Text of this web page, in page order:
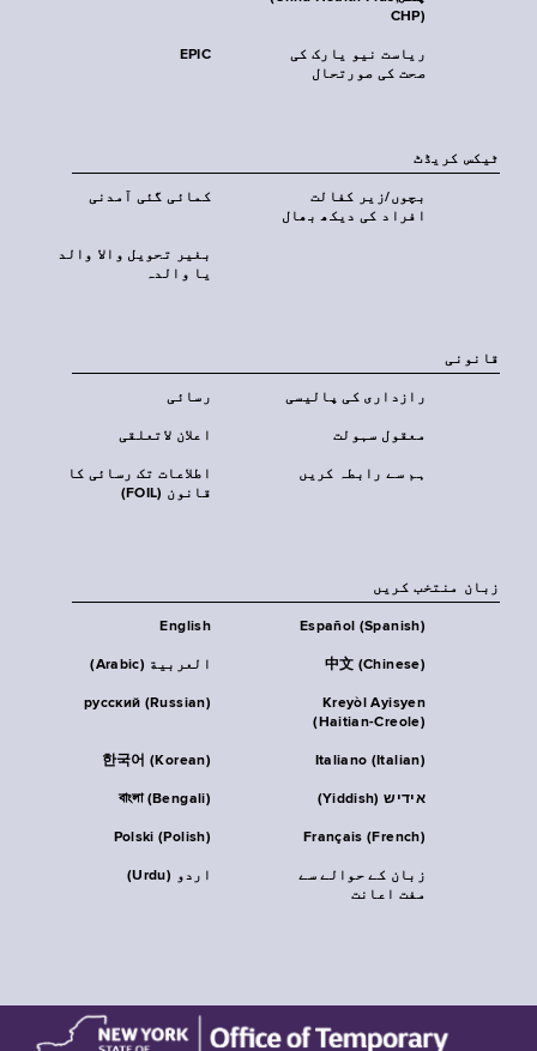
CHP)‎
EPIC
ریاست نیو یارک کی
صحت کی صورتحال
ٹیکس کریڈٹ
کمائی گئی آمدنی
بچوں/زیر کفالت
افراد کی دیکھ بھال
بغیر تحویل والا والد
یا والدہ
قانونی
رسائی رازداری کی پالیسی
اعلان لاتعلقی معقول سہولت
اطلاعات تک رسائی کا
قانون (FOIL)
ہم سے رابطہ کریں
زبان منتخب کریں
English Español (Spanish)
العربية (Arabic) 中文 (Chinese)
русский (Russian)
Kreyòl Ayisyen
(Haitian-Creole)
한국어 (Korean) Italiano (Italian)
বাংলা (Bengali) אידיש (Yiddish)
Polski (Polish) Français (French)
اردو (Urdu)
زبان کے حوالے سے
مفت اعانت